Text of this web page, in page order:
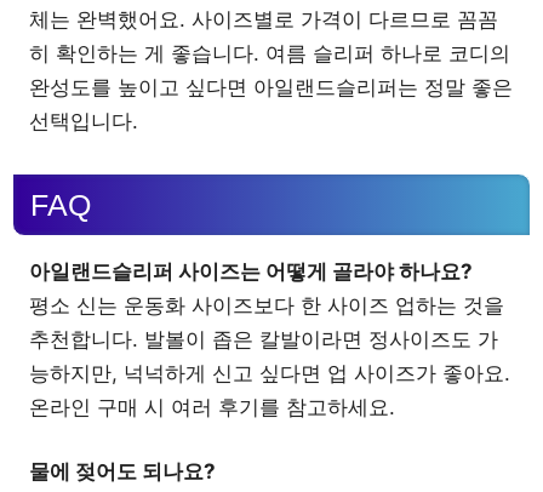
체는 완벽했어요. 사이즈별로 가격이 다르므로 꼼꼼
히 확인하는 게 좋습니다. 여름 슬리퍼 하나로 코디의
완성도를 높이고 싶다면 아일랜드슬리퍼는 정말 좋은
선택입니다.
FAQ
아일랜드슬리퍼 사이즈는 어떻게 골라야 하나요?
평소 신는 운동화 사이즈보다 한 사이즈 업하는 것을
추천합니다. 발볼이 좁은 칼발이라면 정사이즈도 가
능하지만, 넉넉하게 신고 싶다면 업 사이즈가 좋아요.
온라인 구매 시 여러 후기를 참고하세요.
물에 젖어도 되나요?